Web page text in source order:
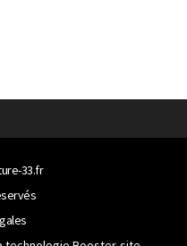
33.fr